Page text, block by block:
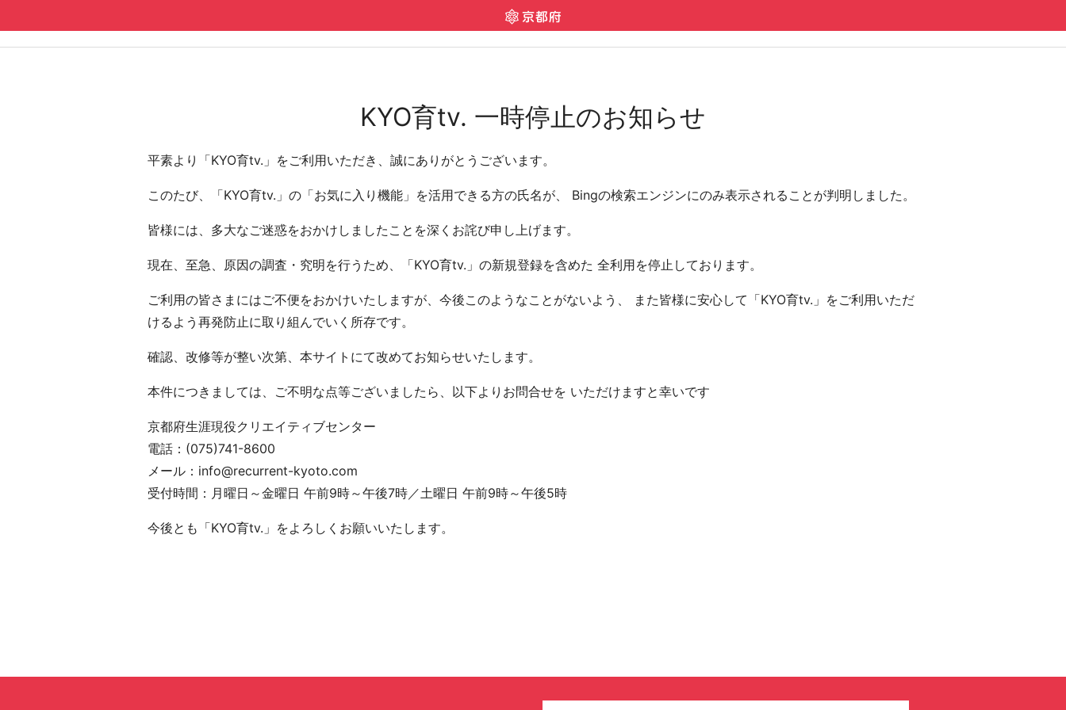
ナビゲーションへ
ホームへ
KYO育tv. 一時停止のお知らせ
平素より「KYO育tv.」をご利用いただき、誠にありがとうございます。
このたび、「KYO育tv.」の「お気に入り機能」を活用できる方の氏名が、 Bingの検索エンジンにのみ表示されることが判明しました。
皆様には、多大なご迷惑をおかけしましたことを深くお詫び申し上げます。
現在、至急、原因の調査・究明を行うため、「KYO育tv.」の新規登録を含めた 全利用を停止しております。
ご利用の皆さまにはご不便をおかけいたしますが、今後このようなことがないよう、 また皆様に安心して「KYO育tv.」をご利用いただ
けるよう再発防止に取り組んでいく所存です。
確認、改修等が整い次第、本サイトにて改めてお知らせいたします。
本件につきましては、ご不明な点等ございましたら、以下よりお問合せを いただけますと幸いです
京都府生涯現役クリエイティブセンター
電話：(075)741-8600
メール：info@recurrent-kyoto.com
受付時間：月曜日～金曜日 午前9時～午後7時／土曜日 午前9時～午後5時
今後とも「KYO育tv.」をよろしくお願いいたします。